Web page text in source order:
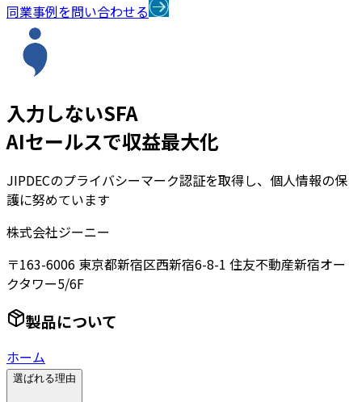
同業事例を問い合わせる
入力しないSFA
AIセールスで収益最大化
JIPDECのプライバシーマーク認証を取得し、個人情報の保
護に努めています
株式会社ジーニー
〒163-6006 東京都新宿区西新宿6-8-1 住友不動産新宿オー
クタワー5/6F
製品について
ホーム
選ばれる理由